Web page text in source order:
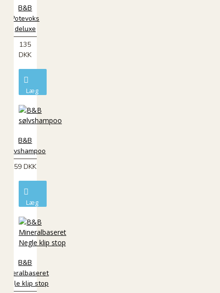
B&B
Potevoks
deluxe
135
DKK
Læg
kurv
B&B
sølvshampoo
59 DKK
Læg
kurv
B&B
Mineralbaseret
Negle klip stop